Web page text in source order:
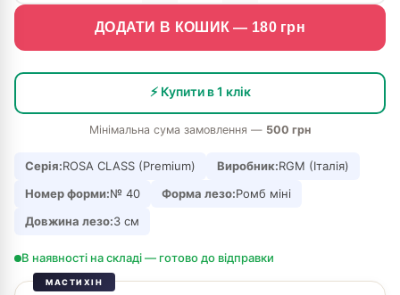
ДОДАТИ В КОШИК — 180грн
⚡ Купити в 1 клік
Мінімальна сума замовлення — 500 грн
Серія:ROSA CLASS (Premium) Виробник:RGM (Італія)
Номер форми:№ 40 Форма лезо:Ромб міні
Довжина лезо:3 см
В наявності на складі — готово до відправки
МАСТИХІН